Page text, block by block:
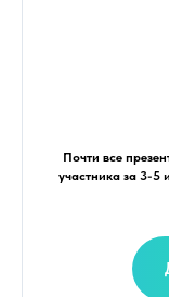
Почти все
участника за 3-5